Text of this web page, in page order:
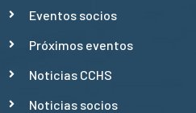
Eventos socios
Próximos eventos
Noticias CCHS
Noticias socios